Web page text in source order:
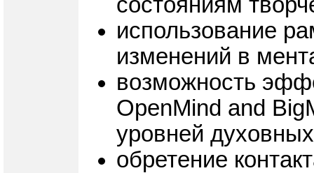
использование
изменений в
возможность
OpenMind and
уровней
обретение